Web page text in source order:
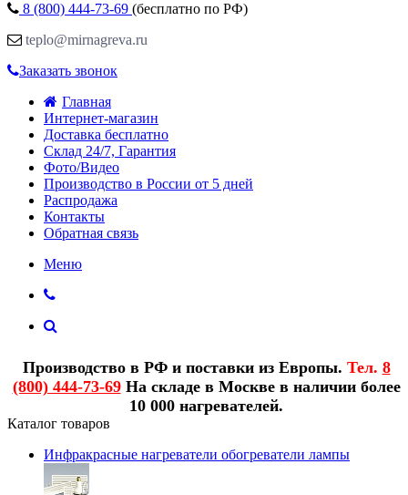
8 (800) 444-73-69 (бесплатно по РФ)
teplo@mirnagreva.ru
Заказать звонок
Главная
Интернет-магазин
Доставка бесплатно
Склад 24/7, Гарантия
Фото/Видео
Производство в России от 5 дней
Распродажа
Контакты
Обратная связь
Меню
Производство в РФ и поставки из Европы. Тел. 8
(800) 444-73-69На складе в Москве в наличии более
10 000 нагревателей.
Каталог товаров
Инфракрасные нагреватели обогреватели лампы